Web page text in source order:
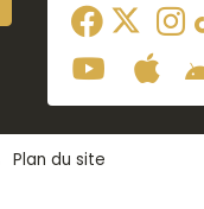
Plan du site